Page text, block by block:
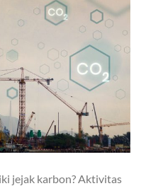
jejak karbon? Aktivitas